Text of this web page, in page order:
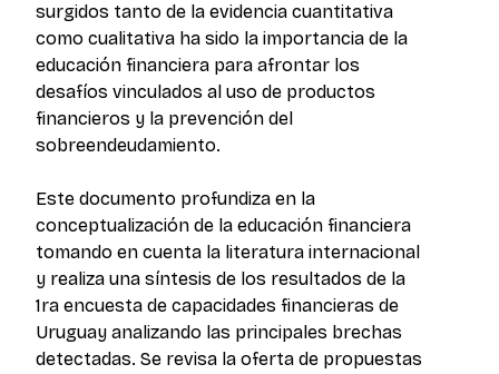
surgidos tanto de la evidencia cuantitativa
como cualitativa ha sido la importancia de la
educación financiera para afrontar los
desafíos vinculados al uso de productos
financieros y la prevención del
sobreendeudamiento.
Este documento profundiza en la
conceptualización de la educación financiera
tomando en cuenta la literatura internacional
y realiza una síntesis de los resultados de la
1ra encuesta de capacidades financieras de
Uruguay analizando las principales brechas
detectadas. Se revisa la oferta de propuestas